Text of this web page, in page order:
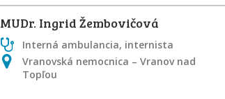
MUDr. Ingrid Žembovičová
Interná ambulancia, internista
Vranovská nemocnica – Vranov nad
Topľou